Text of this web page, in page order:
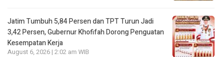
Jatim Tumbuh 5,84 Persen dan TPT Turun Jadi
3,42 Persen, Gubernur Khofifah Dorong Penguatan
Kesempatan Kerja
August 6, 2026 | 2:02 am WIB